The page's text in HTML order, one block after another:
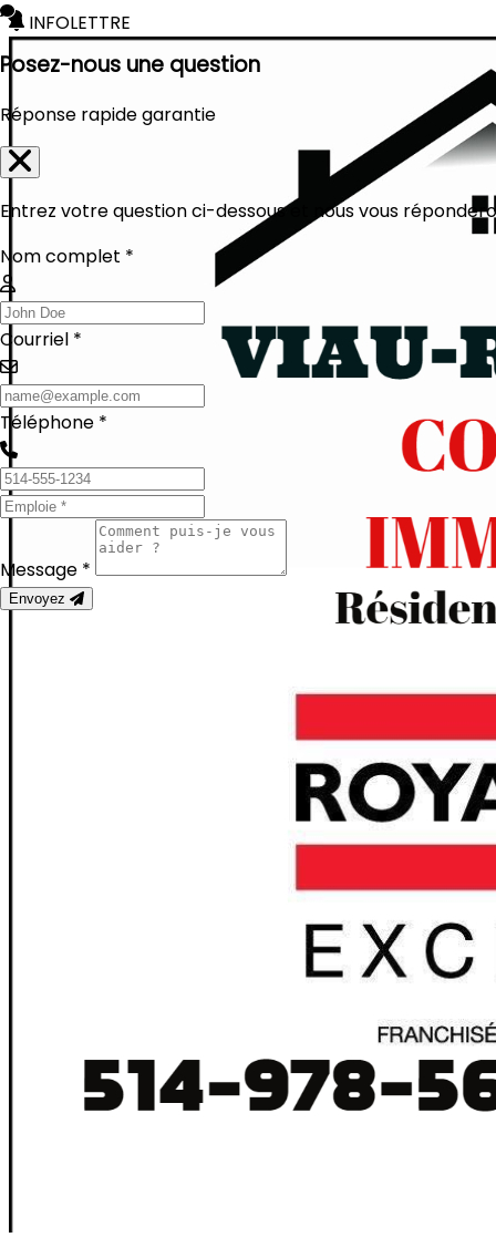
INFOLETTRE
Posez-nous une question
Réponse rapide garantie
Entrez votre question ci-dessous et nous vous
Nom complet *
Courriel *
Téléphone *
Message *
Envoyez